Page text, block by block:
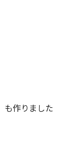
も作りました